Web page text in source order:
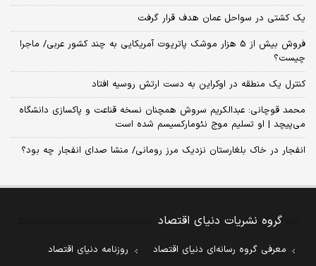
یک کشتی در سواحل عمان هدف قرار گرفت
فروش بیش از 5 هزار موشک پاتریوت آمریکایی به چند کشور عربی/ ماجرا
چیست؟
کنترل یک منطقه در اوکراین به دست ارتش روسیه افتاد
محمد قوچانی: عبدالکریم سروش همچنان نسخه قناعت و پاکسازی دانشگاه
می‌پیچد | او تسلیم موج نئومارکسیسم شده است
انفجار در خاک بلغارستان نزدیک مرز رومانی/ منشا صدای انفجار چه بود؟
گروه نشریات دنیای اقتصاد
معرفی گروه رسانه‌ای دنیای اقتصاد
روزنامه دنیای اقتصاد